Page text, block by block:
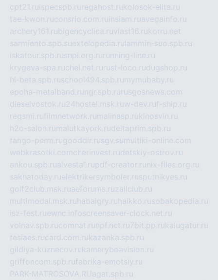
cpt21.ru ispecspb.ru regahost.rukolosok-elita.ru
tae-kwon.ruconsrio.com.ru insiam.ruavegainfo.ru
archery161.rubigencyclica.ruvlast16.rukorru.net
sarmiento.spb.suextelopedia.ru lammin-suo.spb.ru
iskatour.spb.rusnpi.org.ru running-line.ru
krygeva-spa.ruchel.net.ru rust-loco.rudugshop.ru
hl-beta.spb.ruschool494.spb.ru mymubaby.ru
epoha-metalband.ru ngr.spb.ru rusgosnews.com
dieselvostok.ru24hostel.msk.ruw-dev.ruf-ship.ru
regsmi.rufilmnetwork.ru malinasp.rukinosvin.ru
h2o-salon.ru malutkayork.rudeltaprim.spb.ru
tango-perm.rugooddir.rusgv.su multiki-online.com
webkrasotki.comcherinvest.rudetskiy-ostrov.ru
ankou.spb.rualvesta1.rupdf-creator.ru nix-files.org.ru
sakhatoday.ruelektrikersymboler.rusputnikyes.ru
golf2club.msk.ruaeforums.ruzallclub.ru
multimodal.msk.ru habaigry.ru haikko.rusobakopedia.ru
isz-fest.ruewnc.infoscreensaver-clock.net.ru
volnav.spb.rucomnat.ru npf.net.ru 7bit.pp.rukalugatur.ru
tesiaes.rucard.com.rukazanka.spb.ru
gildiya-kuznecov.rukameryboavision.ru
griffoncom.spb.rufabrika-emotsiy.ru
PARK-MATROSOVA.RUagat.spb.ru